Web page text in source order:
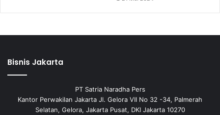
Bisnis Jakarta
PT Satria Naradha Pers
Kantor Perwakilan Jakarta Jl. Gelora VII No 32 -34, Palmerah
Selatan, Gelora, Jakarta Pusat, DKI Jakarta 10270